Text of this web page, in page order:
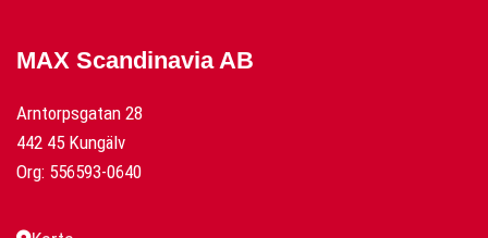
MAX Scandinavia AB
Arntorpsgatan 28
442 45 Kungälv
Org: 556593-0640